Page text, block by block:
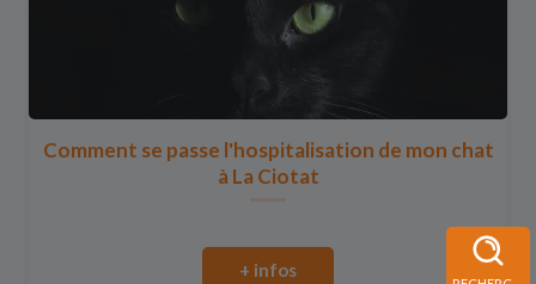
Comment se passe l'hospitalisation de mon chat
à La Ciotat
+ infos